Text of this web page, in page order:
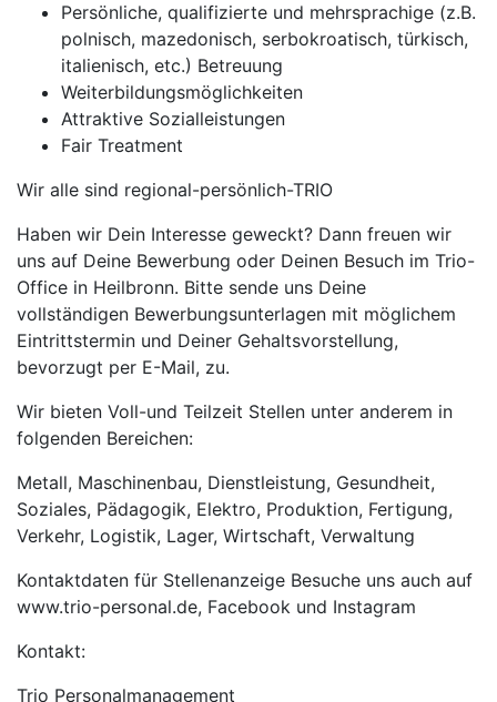
Persönliche, qualifizierte und mehrsprachige (z.B.
polnisch, mazedonisch, serbokroatisch, türkisch,
italienisch, etc.) Betreuung
Weiterbildungsmöglichkeiten
Attraktive Sozialleistungen
Fair Treatment
Wir alle sind regional-persönlich-TRIO
Haben wir Dein Interesse geweckt? Dann freuen wir
uns auf Deine Bewerbung oder Deinen Besuch im Trio-
Office in Heilbronn. Bitte sende uns Deine
vollständigen Bewerbungsunterlagen mit möglichem
Eintrittstermin und Deiner Gehaltsvorstellung,
bevorzugt per E-Mail, zu.
Wir bieten Voll-und Teilzeit Stellen unter anderem in
folgenden Bereichen:
Metall, Maschinenbau, Dienstleistung, Gesundheit,
Soziales, Pädagogik, Elektro, Produktion, Fertigung,
Verkehr, Logistik, Lager, Wirtschaft, Verwaltung
Kontaktdaten für Stellenanzeige Besuche uns auch auf
www.trio-personal.de, Facebook und Instagram
Kontakt:
Trio Personalmanagement